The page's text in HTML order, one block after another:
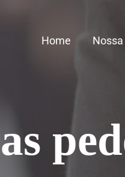
Home